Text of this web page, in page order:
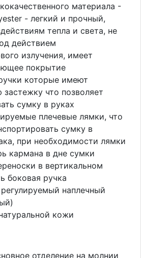
материала -
- легкий и прочный,
тепла и света, не
действием
излучения, имеет
покрытие
которые имеют
что позволяет
сумку в руках
плечевые лямки, что
сумку в
при необходимости лямки
кармана в дне сумки
в вертикальном
боковая ручка
наплечный
кожи
отделение на молнии